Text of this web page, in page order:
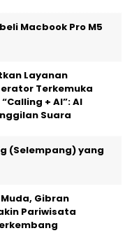
Macbook Pro M5
Layanan
Terkemuka
+ AI”: AI
Suara
(Selempang) yang
Gibran
Pariwisata